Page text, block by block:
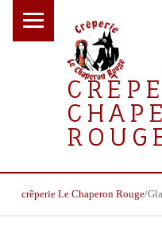
crêperie Le Chaperon Rouge/